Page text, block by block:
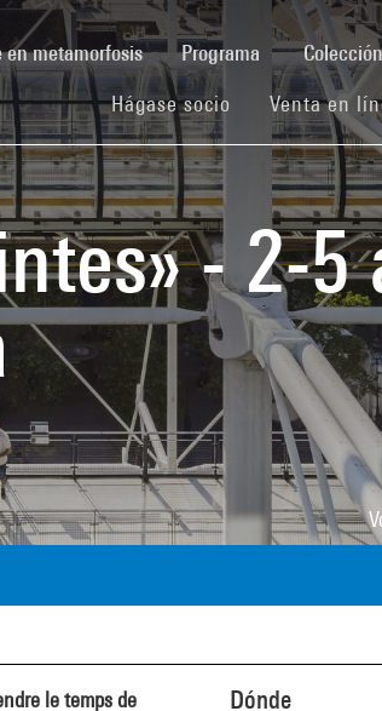
en metamorfosis(current)Programa
Hágase socio (current)
Venta en
- 2-5
le temps de
Dónde